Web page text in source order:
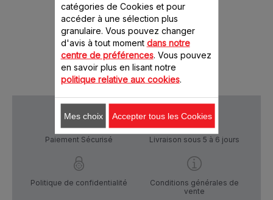
46.00 CHF
Produit indisponible, prévenez-moi
Paiement Sécurisé Livraison sous 5 à 6 jours
Politique de confidentialité
Conditions générales de
vente
catégories de Cookies et pour
accéder à une sélection plus
granulaire. Vous pouvez changer
d'avis à tout moment dans notre
centre de préférences. Vous pouvez
en savoir plus en lisant notre
politique relative aux cookies.
Mes choix Accepter tous les Cookies